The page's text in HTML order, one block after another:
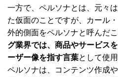
一方で、ペルソナとは、元々
た仮面のことですが、カール
外的側面をペルソナと呼んだこ
グ業界では、商品やサービス
ーザー像を指す言葉として使
ペルソナは、コンテンツ作成